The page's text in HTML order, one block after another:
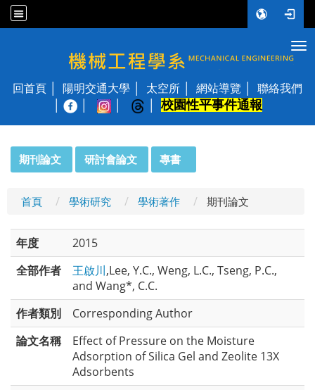
國立陽明交通大學 機械工程學系
回首頁 陽明交通大學 太空所 網站導覽
聯絡我們
校園性平事件通報
期刊論文 研討會論文 專書
首頁 學術研究 學術著作 期刊論文
年度
2015
全部作者
王啟川,Lee, Y.C., Weng, L.C., Tseng, P.C.,
and Wang*, C.C.
作者類別
Corresponding Author
論文名稱
Effect of Pressure on the Moisture
Adsorption of Silica Gel and Zeolite 13X
Adsorbents